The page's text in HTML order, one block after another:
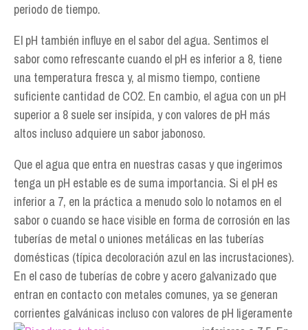
periodo de tiempo.
El pH también influye en el sabor del agua. Sentimos el
sabor como refrescante cuando el pH es inferior a 8, tiene
una temperatura fresca y, al mismo tiempo, contiene
suficiente cantidad de CO2. En cambio, el agua con un pH
superior a 8 suele ser insípida, y con valores de pH más
altos incluso adquiere un sabor jabonoso.
Que el agua que entra en nuestras casas y que ingerimos
tenga un pH estable es de suma importancia. Si el pH es
inferior a 7, en la práctica a menudo solo lo notamos en el
sabor o cuando se hace visible en forma de corrosión en las
tuberías de metal o uniones metálicas en las tuberías
domésticas (típica decoloración azul en las incrustaciones).
En el caso de tuberías de cobre y acero galvanizado que
entran en contacto con metales comunes, ya se generan
corrientes galvánicas incluso con valores de pH ligeramente